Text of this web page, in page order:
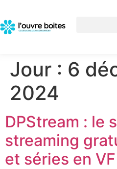
Jour : 6
2024
DPStream : le
streaming
et séries en